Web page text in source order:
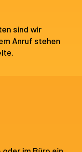
sind wir
Anruf stehen